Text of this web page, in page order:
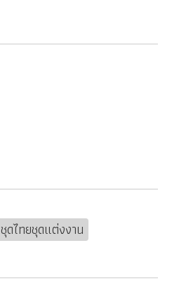
ชุดไทยชุดแต่งงาน